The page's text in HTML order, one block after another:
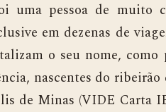
uma pessoa de muito
em dezenas de
o seu nome,
nascentes do
de Minas (VIDE Carta